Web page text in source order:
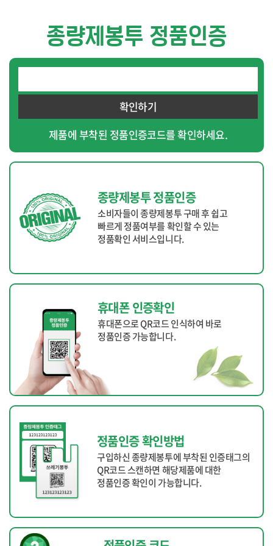
종량제봉투 정품인증
확인하기
제품에 부착된 정품인증코드를 확인하세요.
종량제봉투 정품인증
소비자들이 종량제봉투 구매 후 쉽고
빠르게 정품여부를 확인할 수 있는
정품확인 서비스입니다.
휴대폰 인증확인
휴대폰으로 QR코드 인식하여 바로
정품인증 가능합니다.
정품인증 확인방법
구입하신 종량제봉투에 부착된 인증태그의
QR코드 스캔하면 해당제품에 대한
정품인증 확인이 가능합니다.